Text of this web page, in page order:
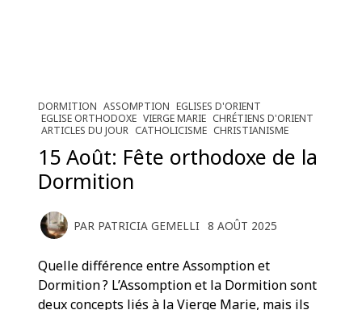
DORMITION ASSOMPTION EGLISES D'ORIENT
EGLISE ORTHODOXE VIERGE MARIE CHRÉTIENS D'ORIENT
ARTICLES DU JOUR CATHOLICISME CHRISTIANISME
15 Août: Fête orthodoxe de la
Dormition
PAR PATRICIA GEMELLI 8 AOÛT 2025
Quelle différence entre Assomption et
Dormition ? L’Assomption et la Dormition sont
deux concepts liés à la Vierge Marie, mais ils